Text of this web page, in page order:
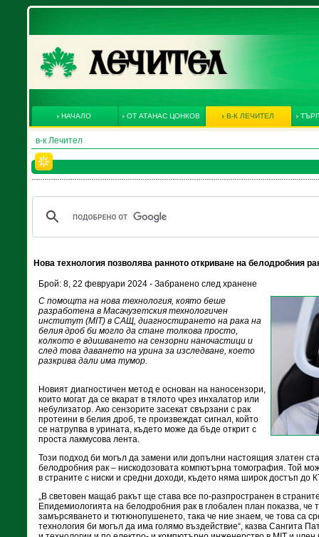
НАЧАЛО ОТ АТАНАС ЦОНКОВ В-К ЛЕЧИТЕЛ
в-к Лечител
Нова технология позволява ранното откриване на белодробния
Брой: 8, 22 февруари 2024 - Забранено след хранене
С помощта на нова технология, която беше
разработена в Масачузетския технологичен
институт (MIT) в САЩ, диагностирането на рака на
белия дроб би могло да стане толкова просто,
колкото е вдишването на сензорни наночастици и
след това даването на урина за изследване, което
разкрива дали има тумор.
Новият диагностичен метод е основан на наносензори,
които могат да се вкарат в тялото чрез инхалатор или
небулизатор. Ако сензорите засекат свързани с рак
протеини в белия дроб, те произвеждат сигнал, който
се натрупва в урината, където може да бъде открит с
проста лакмусова лента.
Този подход би могъл да замени или допълни настоящия златен
белодробния рак – нискодозовата компютърна томография. Той
в страните с ниски и средни доходи, където няма широк достъп до
„В световен мащаб ракът ще става все по-разпространен в
Епидемиологията на белодробния рак в глобален план показва, че
замърсяването и тютюнопушенето, така че ние знаем, че това са
технология би могъл да има голямо въздействие“, казва Сангита